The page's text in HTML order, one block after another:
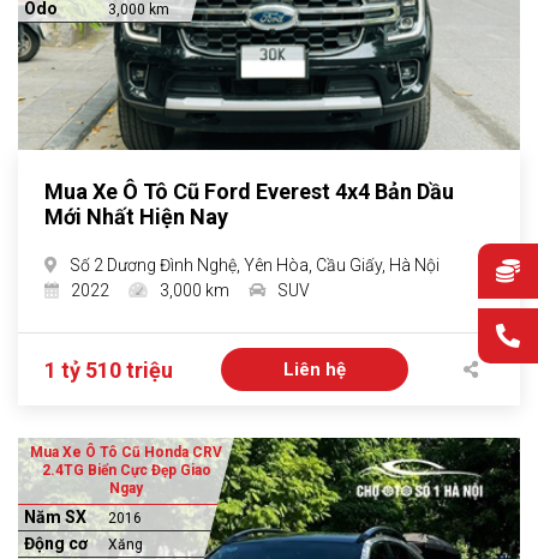
Odo 3,000 km
Mua Xe Ô Tô Cũ Ford Everest 4x4 Bản Dầu
Mới Nhất Hiện Nay
Số 2 Dương Đình Nghệ, Yên Hòa, Cầu Giấy, Hà Nội
2022
3,000 km SUV
1 tỷ 510 triệu Liên hệ
Mua Xe Ô Tô Cũ Honda CRV
2.4TG Biển Cực Đẹp Giao
Ngay
Năm SX 2016
Động cơ Xăng